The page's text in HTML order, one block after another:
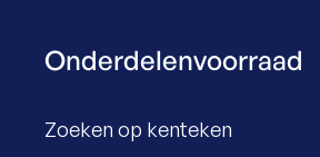
Onderdelenvoorraad
Zoeken op kenteken